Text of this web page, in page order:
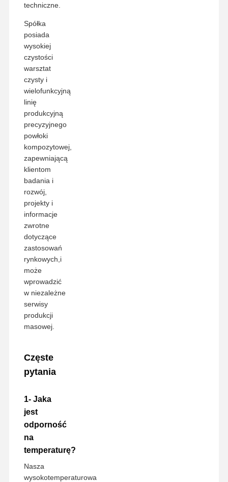
techniczne.
Spółka
posiada
wysokiej
czystości
warsztat
czysty i
wielofunkcyjną
linię
produkcyjną
precyzyjnego
powłoki
kompozytowej,
zapewniającą
klientom
badania i
rozwój,
projekty i
informacje
zwrotne
dotyczące
zastosowań
rynkowych,i
może
wprowadzić
w niezależne
serwisy
produkcji
masowej.
Częste
pytania
1- Jaka
jest
odporność
na
temperaturę?
Nasza
wysokotemperaturowa